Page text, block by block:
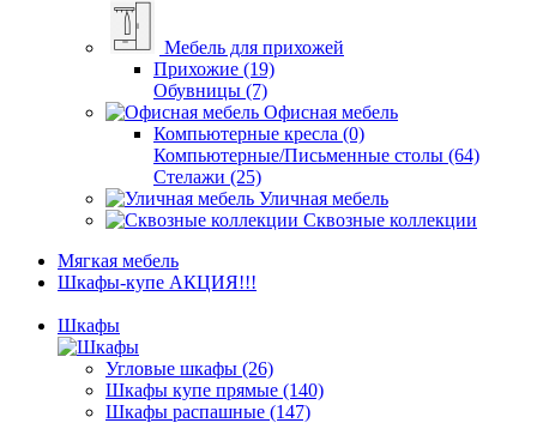
Мебель для прихожей
Прихожие (19)
Обувницы (7)
Офисная мебель
Компьютерные кресла (0)
Компьютерные/Письменные столы (64)
Стелажи (25)
Уличная мебель
Сквозные коллекции
Мягкая мебель
Шкафы-купе АКЦИЯ!!!
Шкафы
Угловые шкафы (26)
Шкафы купе прямые (140)
Шкафы распашные (147)